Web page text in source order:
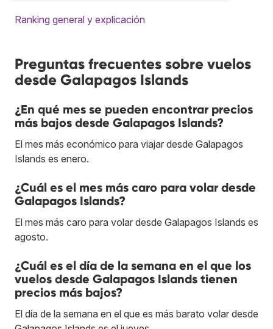
Ranking general y explicación
Preguntas frecuentes sobre vuelos
desde Galapagos Islands
¿En qué mes se pueden encontrar precios
más bajos desde Galapagos Islands?
El mes más económico para viajar desde Galapagos
Islands es enero.
¿Cuál es el mes más caro para volar desde
Galapagos Islands?
El mes más caro para volar desde Galapagos Islands es
agosto.
¿Cuál es el día de la semana en el que los
vuelos desde Galapagos Islands tienen
precios más bajos?
El día de la semana en el que es más barato volar desde